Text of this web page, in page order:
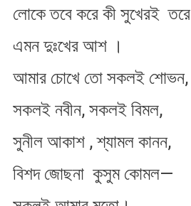
লোকে তবে করে কী সুখেরই তরে
এমন দুঃখের আশ ।
আমার চোখে তো সকলই শোভন,
সকলই নবীন, সকলই বিমল,
সুনীল আকাশ , শ্যামল কানন,
বিশদ জোছনা কুসুম কোমল—